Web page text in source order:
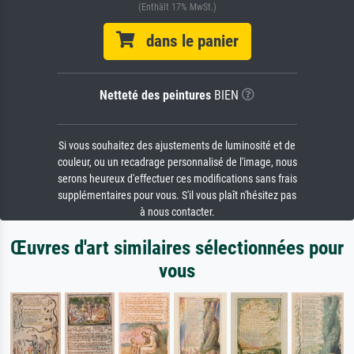
(Enthält 17% MwSt.)
dans le panier
Netteté des peintures BIEN
Si vous souhaitez des ajustements de luminosité et de
couleur, ou un recadrage personnalisé de l'image, nous
serons heureux d'effectuer ces modifications sans frais
supplémentaires pour vous. S'il vous plaît n'hésitez pas
à nous contacter.
Œuvres d'art similaires sélectionnées pour
vous